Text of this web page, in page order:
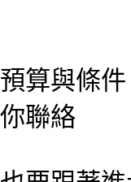
算與條
聯絡